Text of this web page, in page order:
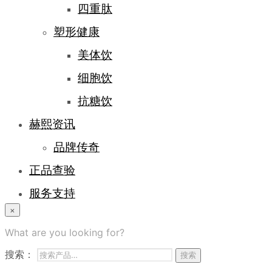
四重肽
塑形健康
美体饮
细胞饮
抗糖饮
赫熙资讯
品牌传奇
正品查验
服务支持
常见问题
×
What are you looking for?
搜索：
搜索